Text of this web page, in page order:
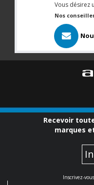
Vous désirez
Nos
Recevoir
marques
Inscrivez-